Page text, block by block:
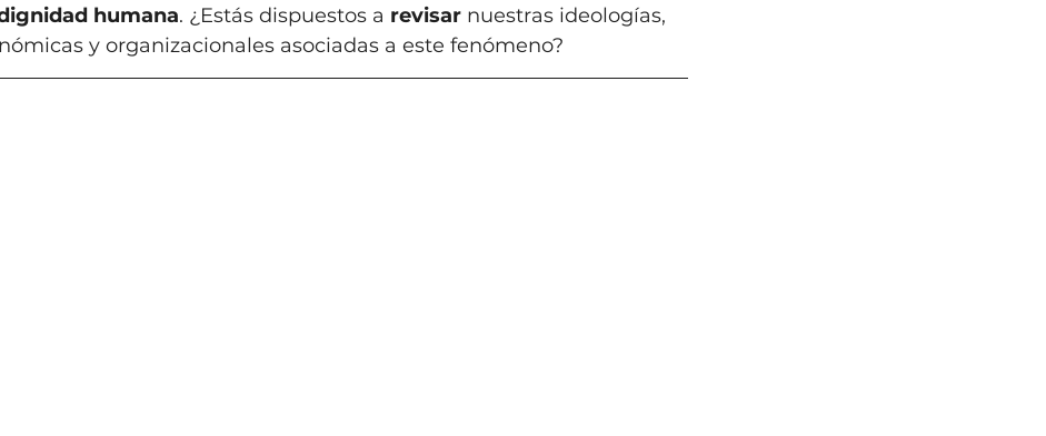
humana. ¿Estás dispuestos a revisar nuestras ideologías,
y organizacionales asociadas a este fenómeno?